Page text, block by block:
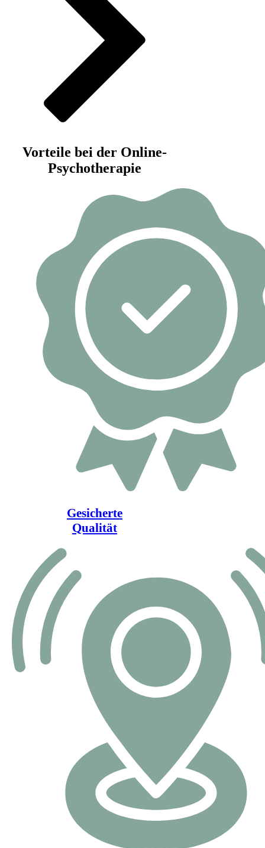
Vorteile bei der Online-
Psychotherapie
Gesicherte
Qualität